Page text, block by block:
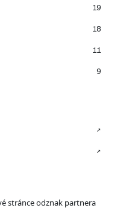
19
18
11
9
↗
↗
stránce odznak partnera